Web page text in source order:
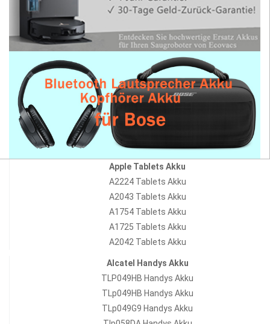
Apple Tablets Akku
A2224 Tablets Akku
A2043 Tablets Akku
A1754 Tablets Akku
A1725 Tablets Akku
A2042 Tablets Akku
Alcatel Handys Akku
TLP049HB Handys Akku
TLp049HB Handys Akku
TLp049G9 Handys Akku